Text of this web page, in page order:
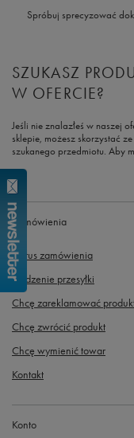
Spróbuj sprecyzować
SZUKASZ
W OFERCIE?
Jeśli nie znalazłeś w naszej
sklepie, możesz skorzystać
szukanego przedmiotu. Aby
Zamówienia
Status zamówienia
Śledzenie przesyłki
Chcę zareklamować
Chcę zwrócić produkt
Chcę wymienić towar
Kontakt
Konto